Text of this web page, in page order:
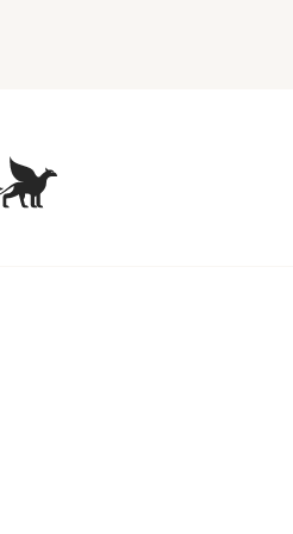
Aller à l'accueil de Crédit